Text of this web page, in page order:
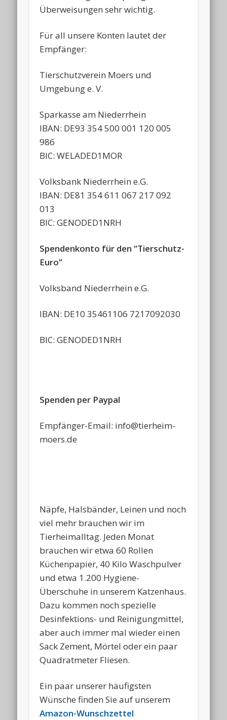
Überweisungen sehr wichtig.
Für all unsere Konten lautet der
Empfänger:
Tierschutzverein Moers und
Umgebung e. V.
Sparkasse am Niederrhein
IBAN: DE93 354 500 001 120 005
986
BIC: WELADED1MOR
Volksbank Niederrhein e.G.
IBAN: DE81 354 611 067 217 092
013
BIC: GENODED1NRH
Spendenkonto für den “Tierschutz-
Euro”
Volksband Niederrhein e.G.
IBAN: DE10 35461106 7217092030
BIC: GENODED1NRH
Spenden per Paypal
Empfänger-Email: info@tierheim-
moers.de
Näpfe, Halsbänder, Leinen und noch
viel mehr brauchen wir im
Tierheimalltag. Jeden Monat
brauchen wir etwa 60 Rollen
Küchenpapier, 40 Kilo Waschpulver
und etwa 1.200 Hygiene-
Überschuhe in unserem Katzenhaus.
Dazu kommen noch spezielle
Desinfektions- und Reinigungmittel,
aber auch immer mal wieder einen
Sack Zement, Mörtel oder ein paar
Quadratmeter Fliesen.
Ein paar unserer häufigsten
Wünsche finden Sie auf unserem
Amazon-Wunschzettel